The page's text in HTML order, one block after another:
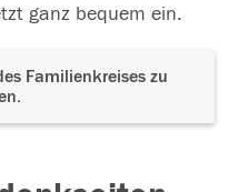
ganz bequem ein.
Familienkreises zu